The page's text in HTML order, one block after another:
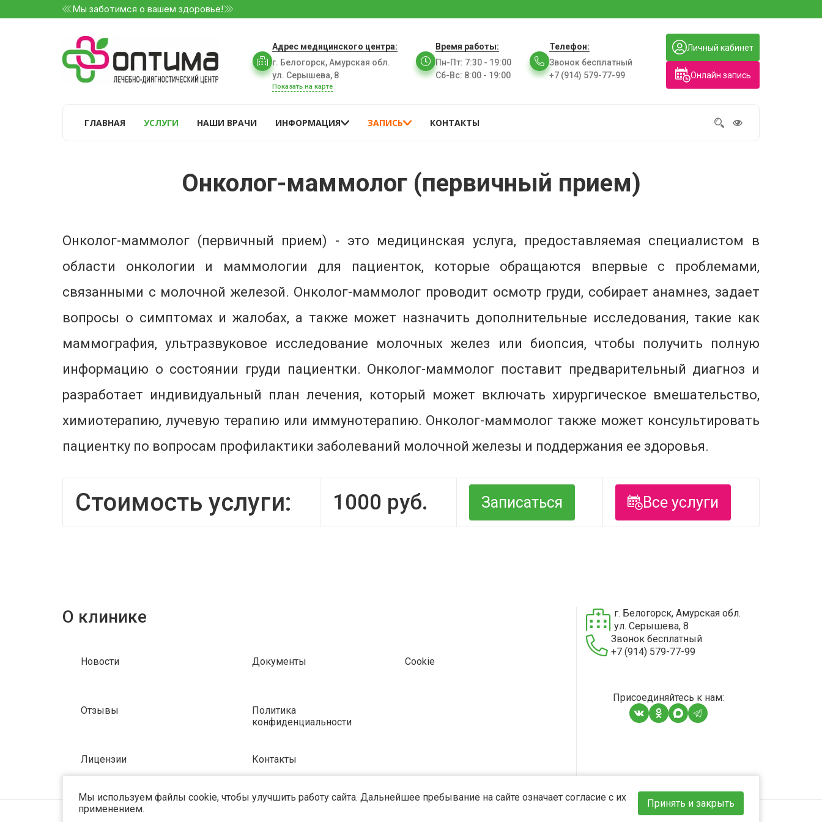
Мы заботимся о вашем здоровье!
Адрес медицинского центра:
г. Белогорск, Амурская обл.
ул. Серышева, 8
Показать на карте
Время работы:
Пн-Пт: 7:30 - 19:00
Сб-Вс: 8:00 - 19:00
Телефон:
Звонок бесплатный
+7 (914) 579-77-99
Онлайн запись
Личный кабинет
ГЛАВНАЯ УСЛУГИ НАШИ ВРАЧИ ИНФОРМАЦИЯ ЗАПИСЬ КОНТАКТЫ
Онколог-маммолог (первичный прием)
Онколог-маммолог (первичный прием) - это медицинская услуга, предоставляемая специалистом в
области онкологии и маммологии для пациенток, которые обращаются впервые с проблемами,
связанными с молочной железой. Онколог-маммолог проводит осмотр груди, собирает анамнез, задает
вопросы о симптомах и жалобах, а также может назначить дополнительные исследования, такие как
маммография, ультразвуковое исследование молочных желез или биопсия, чтобы получить полную
информацию о состоянии груди пациентки. Онколог-маммолог поставит предварительный диагноз и
разработает индивидуальный план лечения, который может включать хирургическое вмешательство,
химиотерапию, лучевую терапию или иммунотерапию. Онколог-маммолог также может консультировать
пациентку по вопросам профилактики заболеваний молочной железы и поддержания ее здоровья.
Стоимость услуги: 1000 руб. Записаться Все услуги
О клинике
Новости
Отзывы
Лицензии
Документы
Политика
конфиденциальности
Контакты
Cookie
г. Белогорск, Амурская обл.
ул. Серышева, 8
Звонок бесплатный
+7 (914) 579-77-99
Присоединяйтесь к нам:
©2023 OPTIMA. Все права защищены.
Мы используем файлы cookie, чтобы улучшить работу сайта. Дальнейшее пребывание на сайте означает согласие с их
применением.
Принять и закрыть